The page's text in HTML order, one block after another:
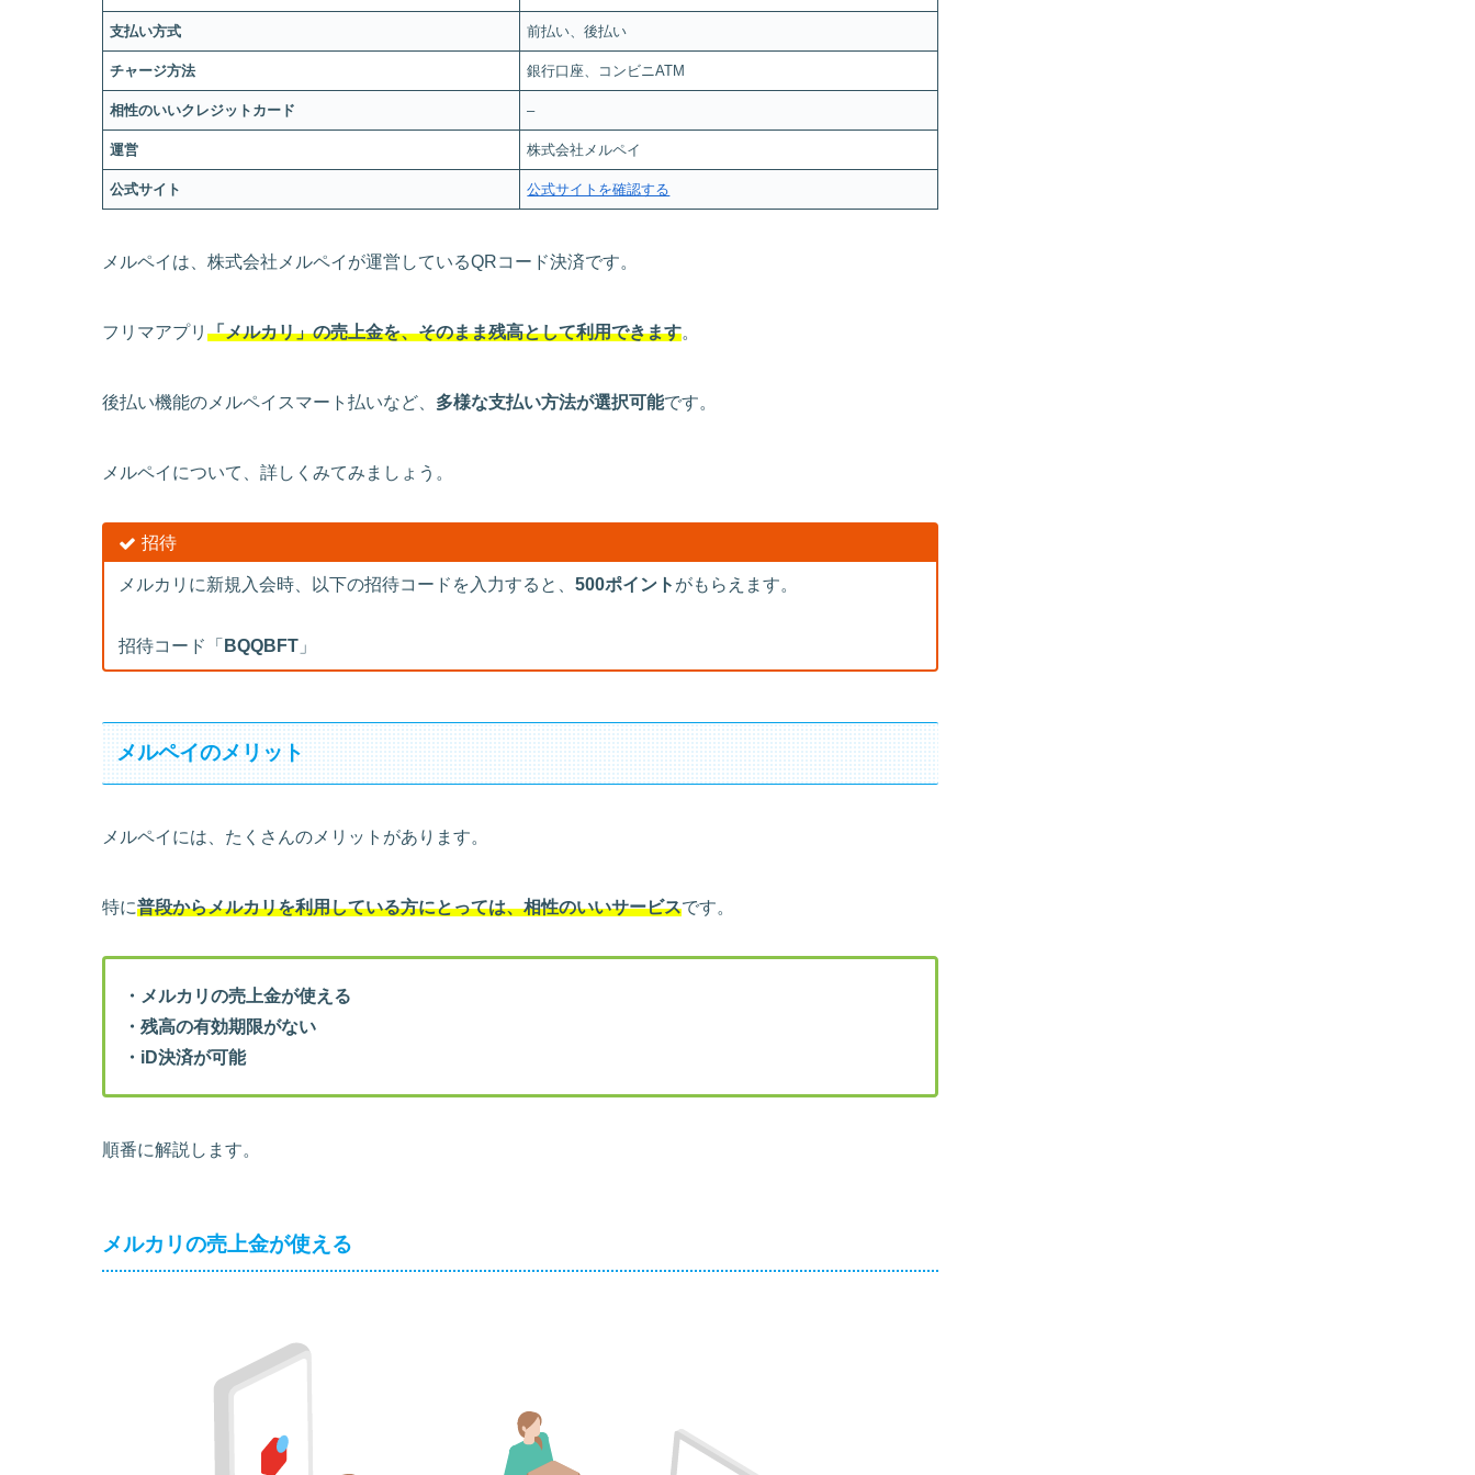
支払い方式 前払い、後払い
チャージ方法 銀行口座、コンビニATM
相性のいいクレジットカード –
運営 株式会社メルペイ
公式サイト 公式サイトを確認する
メルペイは、株式会社メルペイが運営しているQRコード決済です。
フリマアプリ 「メルカリ」の売上金を、そのまま残高として利用できます。
後払い機能のメルペイスマート払いなど、 多様な支払い方法が選択可能です。
メルペイについて、詳しくみてみましょう。
招待
メルカリに新規入会時、以下の招待コードを入力すると、 500ポイント がもらえます。
招待コード「 BQQBFT」
メルペイのメリット
メルペイには、たくさんのメリットがあります。
特に普段からメルカリを利用している方にとっては、相性のいいサービスです。
・メルカリの売上金が使える
・残高の有効期限がない
・iD決済が可能
順番に解説します。
メルカリの売上金が使える